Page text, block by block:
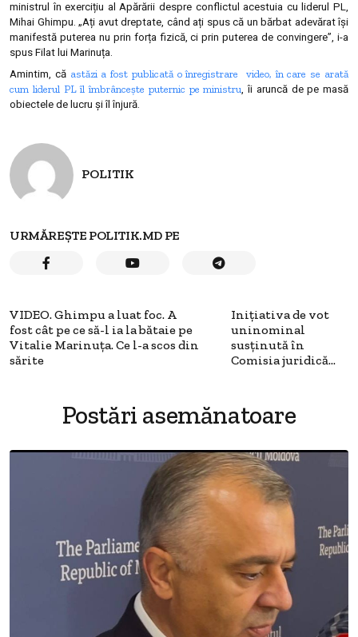
ministrul în exercițiu al Apărării despre conflictul acestuia cu liderul PL,
Mihai Ghimpu. „Ați avut dreptate, când ați spus că un bărbat adevărat își
manifestă puterea nu prin forța fizică, ci prin puterea de convingere”, i-a
spus Filat lui Marinuța.
Amintim, că astăzi a fost publicată o înregistrare video, în care se arată
cum liderul PL îl îmbrâncește puternic pe ministru, îi aruncă de pe masă
obiectele de lucru și îl înjură.
POLITIK
URMĂREȘTE POLITIK.MD PE
VIDEO. Ghimpu a luat foc. A
fost cât pe ce să-l ia la bătaie pe
Vitalie Marinuţa. Ce l-a scos din
sărite
Inițiativa de vot
uninominal
susținută în
Comisia juridică…
Postări asemănatoare